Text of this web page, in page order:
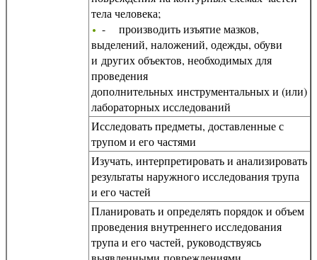
тела человека;
- производить изъятие мазков,
выделений, наложений, одежды, обуви
и других объектов, необходимых для
проведения
дополнительных инструментальных и (или)
лабораторных исследований
Исследовать предметы, доставленные с
трупом и его частями
Изучать, интерпретировать и анализировать
результаты наружного исследования трупа
и его частей
Планировать и определять порядок и объем
проведения внутреннего исследования
трупа и его частей, руководствуясь